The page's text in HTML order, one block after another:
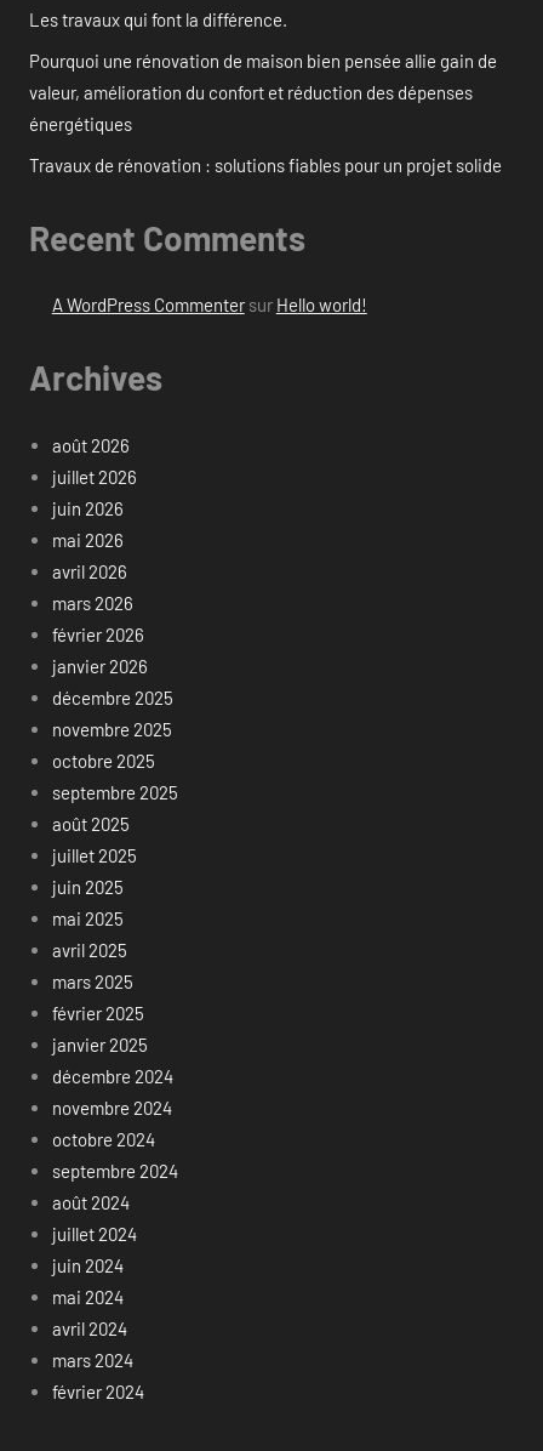
Les travaux qui font la différence.
Pourquoi une rénovation de maison bien pensée allie gain de
valeur, amélioration du confort et réduction des dépenses
énergétiques
Travaux de rénovation : solutions fiables pour un projet solide
Recent Comments
A WordPress Commentersur Hello world!
Archives
août 2026
juillet 2026
juin 2026
mai 2026
avril 2026
mars 2026
février 2026
janvier 2026
décembre 2025
novembre 2025
octobre 2025
septembre 2025
août 2025
juillet 2025
juin 2025
mai 2025
avril 2025
mars 2025
février 2025
janvier 2025
décembre 2024
novembre 2024
octobre 2024
septembre 2024
août 2024
juillet 2024
juin 2024
mai 2024
avril 2024
mars 2024
février 2024